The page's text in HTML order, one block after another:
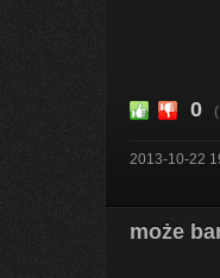
0
2013-10-22
może